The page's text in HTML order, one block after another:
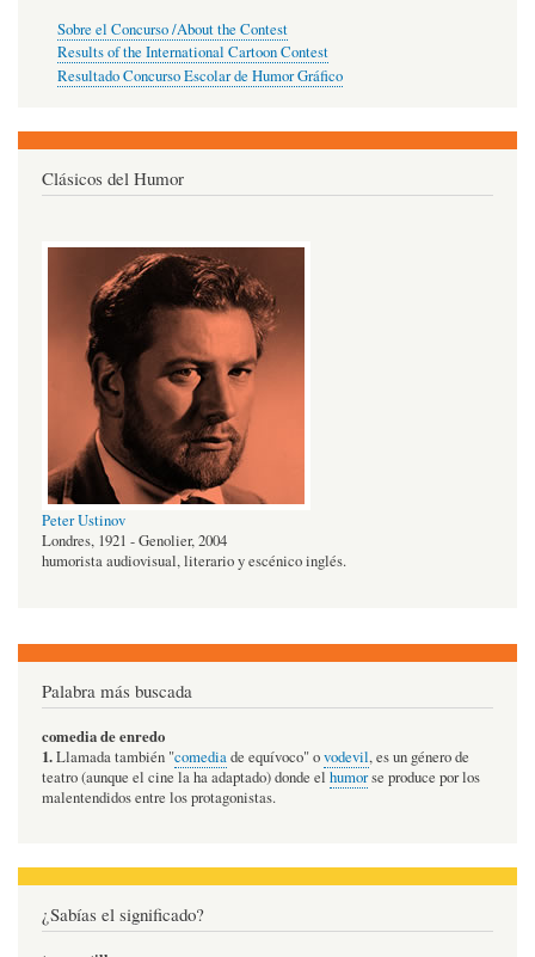
Sobre el Concurso /About the Contest
Results of the International Cartoon Contest
Resultado Concurso Escolar de Humor Gráfico
Clásicos del Humor
Peter Ustinov
Londres, 1921 - Genolier, 2004
humorista audiovisual, literario y escénico inglés.
Palabra más buscada
comedia de enredo
1.Llamada también "comediade equívoco" ovodevil, es un género de
teatro (aunque el cine la ha adaptado) donde el humorse produce por los
malentendidos entre los protagonistas.
¿Sabías el significado?